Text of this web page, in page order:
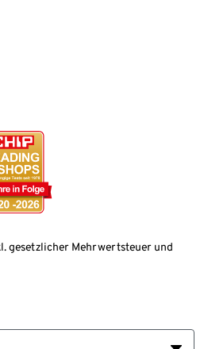
gesetzlicher Mehrwertsteuer und